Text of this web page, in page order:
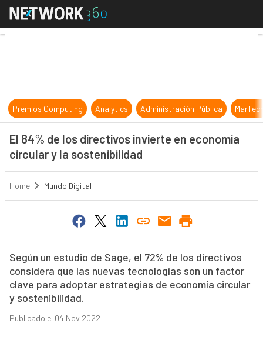
El 84% de los directivos invierte
Premios Computing Analytics Administración Pública
El 84% de los directivos invierte en economía
circular y la sostenibilidad
Home Mundo Digital
Según un estudio de Sage, el 72% de los directivos
considera que las nuevas tecnologías son un factor
clave para adoptar estrategias de economía circular
y sostenibilidad.
Publicado el 04 Nov 2022